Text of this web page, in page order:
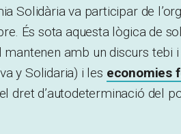
Solidària va participar de
És sota aquesta lògica de
mantenen amb un discurs tebi
y Solidaria) i les economies
dret d’autodeterminació del